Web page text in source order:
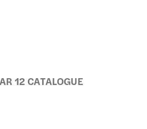
12 CATALOGUE